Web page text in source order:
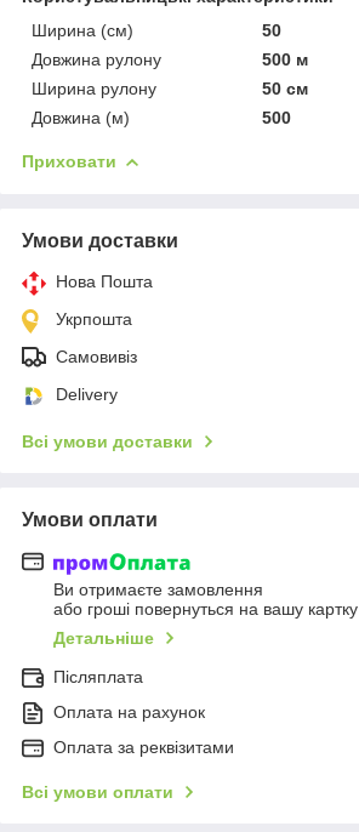
Ширина (см)
50
Довжина рулону
500 м
Ширина рулону
50 см
Довжина (м)
500
Приховати
Умови доставки
Нова Пошта
Укрпошта
Самовивіз
Delivery
Всі умови доставки
Умови оплати
Ви отримаєте замовлення
або гроші повернуться на вашу картку
Детальніше
Післяплата
Оплата на рахунок
Оплата за реквізитами
Всі умови оплати